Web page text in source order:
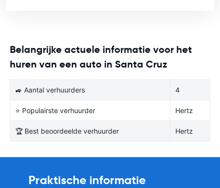
Belangrijke actuele informatie voor het
huren van een auto in Santa Cruz
🚙 Aantal verhuurders 4
⭐ Populairste verhuurder Hertz
🏆 Best beoordeelde verhuurder Hertz
Praktische informatie